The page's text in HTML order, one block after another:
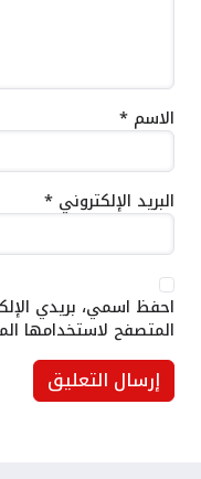
الاسم *
البريد الإلكتروني *
احفظ اسمي، بريدي
المتصفح لاستخدامها